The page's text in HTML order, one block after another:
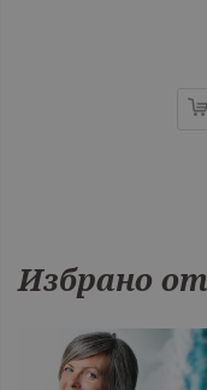
Избрано